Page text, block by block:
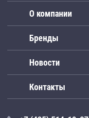
О компании
Бренды
Новости
Контакты